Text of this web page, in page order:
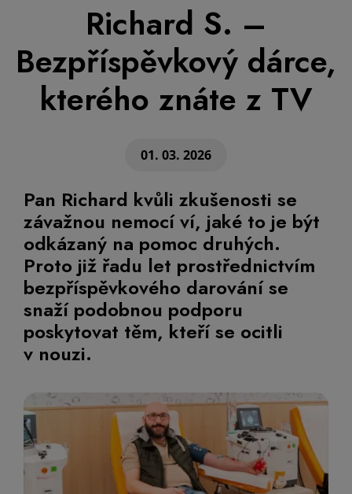
Richard S. –
Bezpříspěvkový dárce,
kterého znáte z TV
01. 03. 2026
Pan Richard kvůli zkušenosti se
závažnou nemocí ví, jaké to je být
odkázaný na pomoc druhých.
Proto již řadu let prostřednictvím
bezpříspěvkového darování se
snaží podobnou podporu
poskytovat těm, kteří se ocitli
v nouzi.